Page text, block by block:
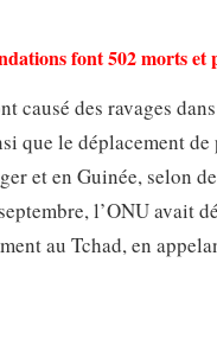
font 502 morts et
causé des ravages
que le déplacement
et en Guinée, selon
l’ONU avait
au Tchad, en